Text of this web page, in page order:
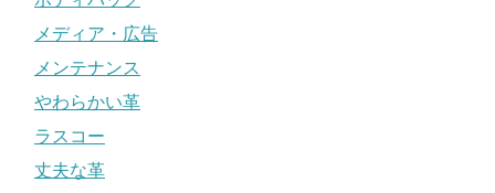
メディア・広告
メンテナンス
やわらかい革
ラスコー
丈夫な革